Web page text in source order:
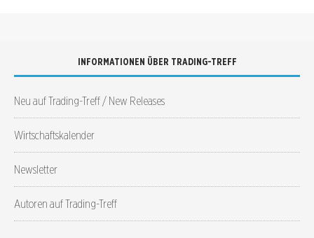
INFORMATIONEN ÜBER TRADING-TREFF
Neu auf Trading-Treff / New Releases
Wirtschaftskalender
Newsletter
Autoren auf Trading-Treff